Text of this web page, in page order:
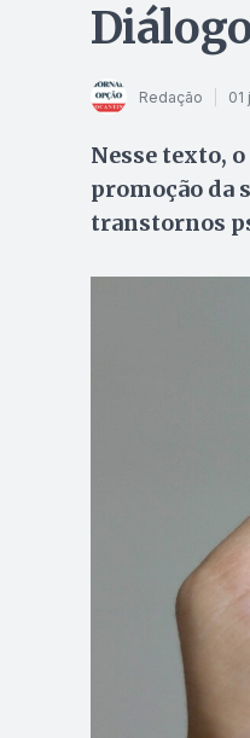
Redação 01
Nesse texto,
promoção da
transtornos